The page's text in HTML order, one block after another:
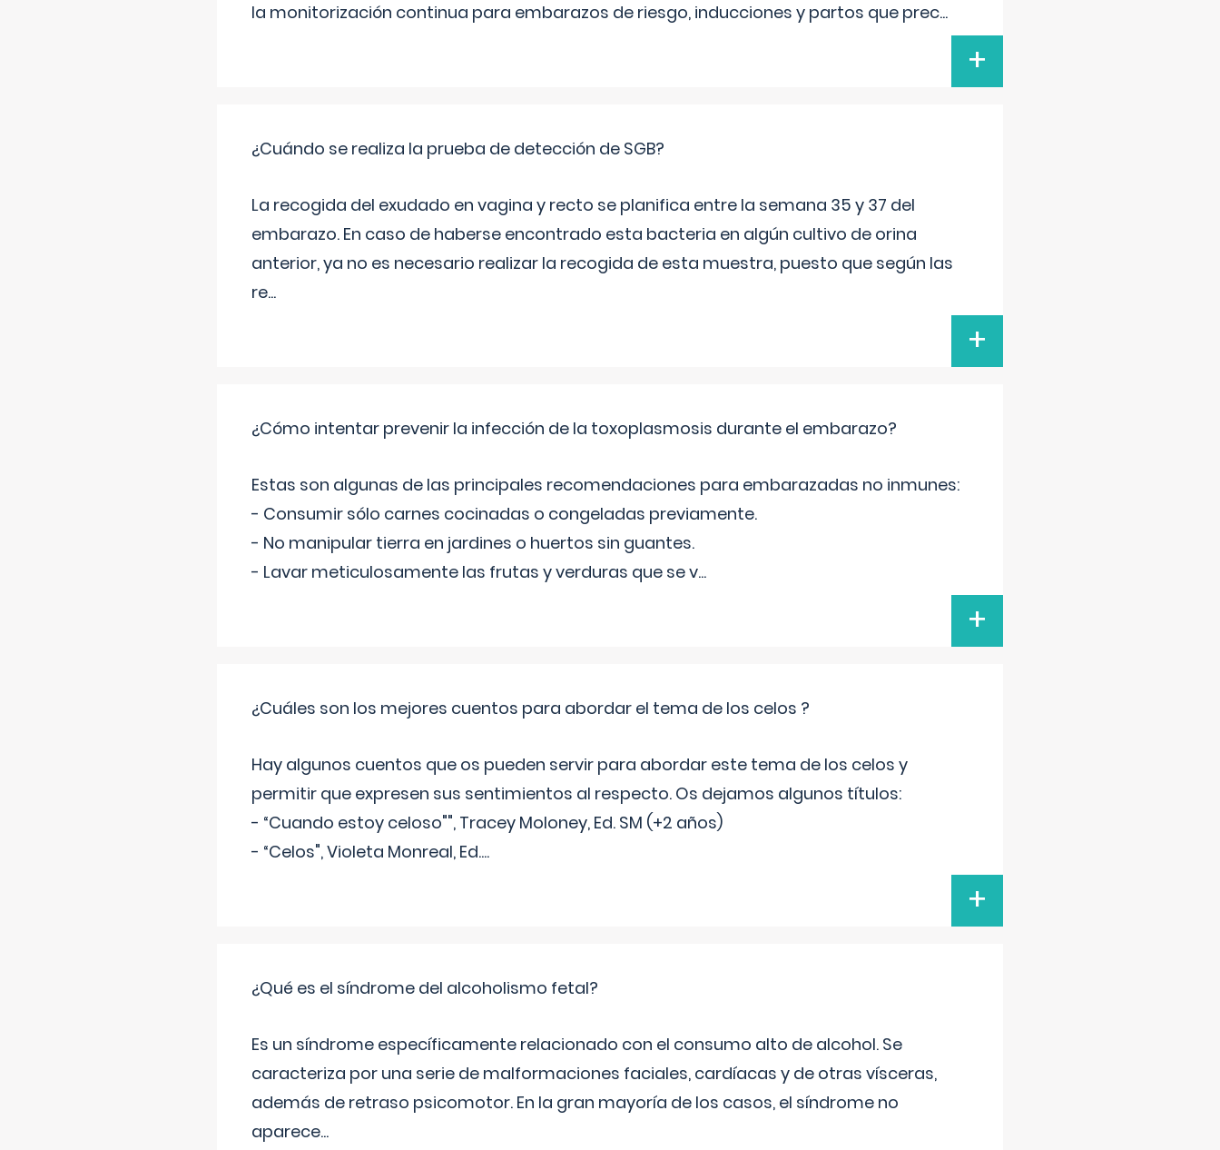
la monitorización continua para embarazos de riesgo, inducciones y partos que prec...
+
¿Cuándo se realiza la prueba de detección de SGB?
La recogida del exudado en vagina y recto se planifica entre la semana 35 y 37 del
embarazo. En caso de haberse encontrado esta bacteria en algún cultivo de orina
anterior, ya no es necesario realizar la recogida de esta muestra, puesto que según las
re...
+
¿Cómo intentar prevenir la infección de la toxoplasmosis durante el embarazo?
Estas son algunas de las principales recomendaciones para embarazadas no inmunes:
- Consumir sólo carnes cocinadas o congeladas previamente.
- No manipular tierra en jardines o huertos sin guantes.
- Lavar meticulosamente las frutas y verduras que se v...
+
¿Cuáles son los mejores cuentos para abordar el tema de los celos ?
Hay algunos cuentos que os pueden servir para abordar este tema de los celos y
permitir que expresen sus sentimientos al respecto. Os dejamos algunos títulos:
- “Cuando estoy celoso"", Tracey Moloney, Ed. SM (+2 años)
- “Celos", Violeta Monreal, Ed....
+
¿Qué es el síndrome del alcoholismo fetal?
Es un síndrome específicamente relacionado con el consumo alto de alcohol. Se
caracteriza por una serie de malformaciones faciales, cardíacas y de otras vísceras,
además de retraso psicomotor. En la gran mayoría de los casos, el síndrome no
aparece...